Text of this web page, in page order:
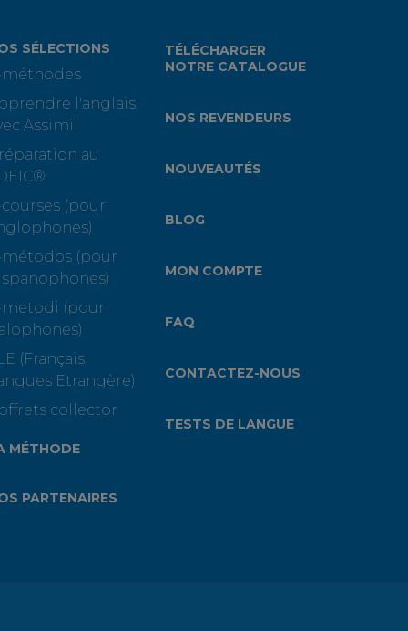
SÉLECTIONS
méthodes
l'anglais
Assimil
au
(pour
(pour
metodi (pour
(Français
Etrangère)
collector
MÉTHODE
PARTENAIRES
TÉLÉCHARGER
NOTRE CATALOGUE
NOS REVENDEURS
NOUVEAUTÉS
BLOG
MON COMPTE
FAQ
CONTACTEZ-NOUS
TESTS DE LANGUE